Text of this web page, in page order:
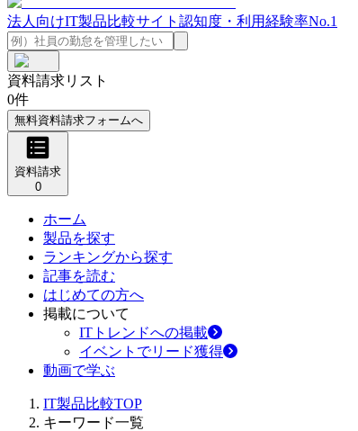
法人向けIT製品比較サイト 認知度・利用経験率No.1
資料請求リスト
0件
無料資料請求フォームへ
資料請求
0
ホーム
製品を探す
ランキングから探す
記事を読む
はじめての方へ
掲載について
ITトレンドへの掲載
イベントでリード獲得
動画で学ぶ
IT製品比較TOP
キーワード一覧